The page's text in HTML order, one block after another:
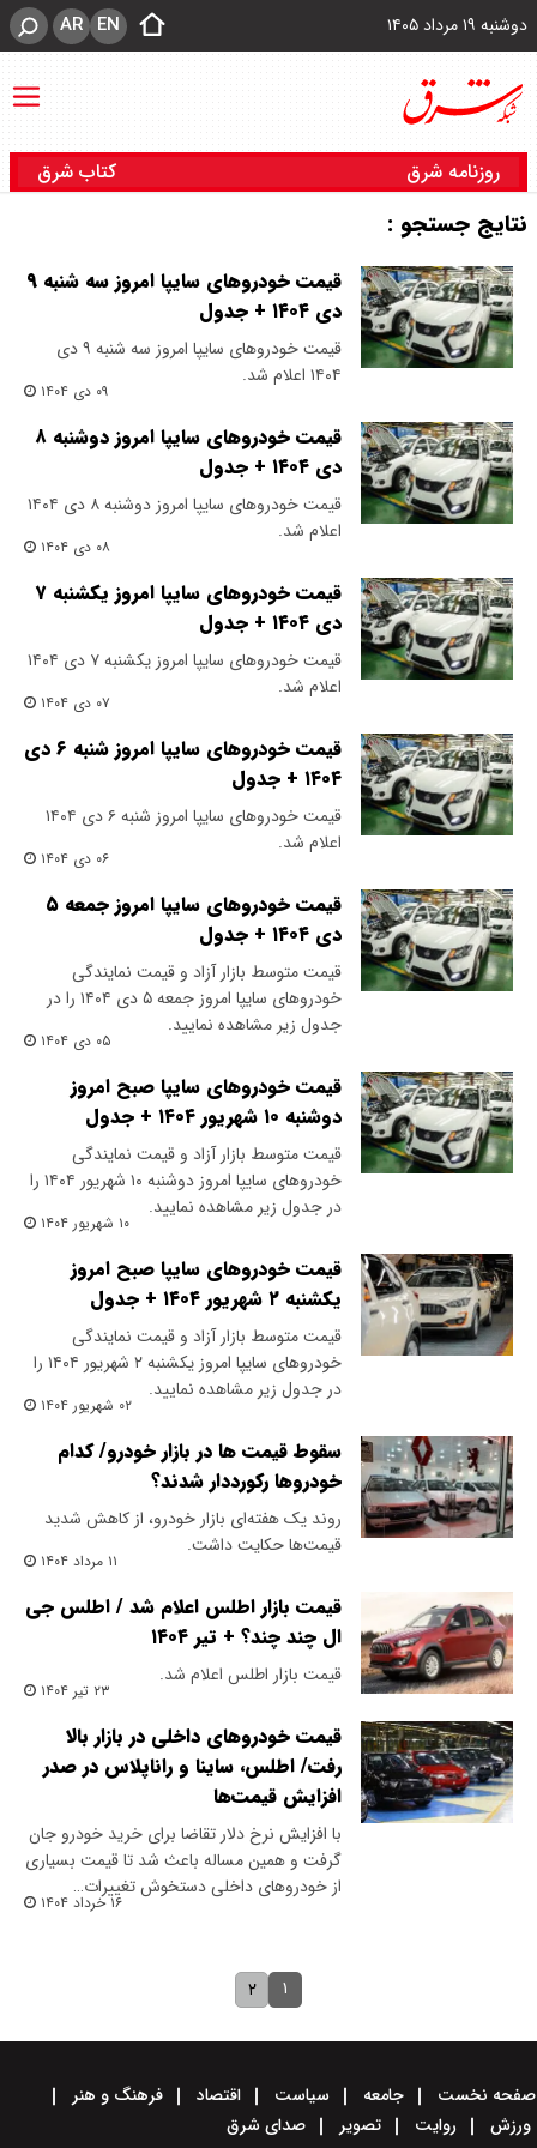
دوشنبه ۱۹ مرداد ۱۴۰۵ EN
AR
روزنامه شرق کتاب شرق
نتایج جستجو :
قیمت خودرو‌های سایپا امروز سه شنبه ۹
دی ۱۴۰۴ + جدول
قیمت خودرو‌های سایپا امروز سه شنبه ۹ دی
۱۴۰۴ اعلام شد.
۰۹ دی ۱۴۰۴
قیمت خودرو‌های سایپا امروز دوشنبه ۸
دی ۱۴۰۴ + جدول
قیمت خودرو‌های سایپا امروز دوشنبه ۸ دی ۱۴۰۴
اعلام شد.
۰۸ دی ۱۴۰۴
قیمت خودرو‌های سایپا امروز یکشنبه ۷
دی ۱۴۰۴ + جدول
قیمت خودرو‌های سایپا امروز یکشنبه ۷ دی ۱۴۰۴
اعلام شد.
۰۷ دی ۱۴۰۴
قیمت خودرو‌های سایپا امروز شنبه ۶ دی
۱۴۰۴ + جدول
قیمت خودرو‌های سایپا امروز شنبه ۶ دی ۱۴۰۴
اعلام شد.
۰۶ دی ۱۴۰۴
قیمت خودرو‌های سایپا امروز جمعه ۵
دی ۱۴۰۴ + جدول
قیمت متوسط بازار آزاد و قیمت نمایندگی
خودرو‌های سایپا امروز جمعه ۵ دی ۱۴۰۴ را در
جدول زیر مشاهده نمایید.
۰۵ دی ۱۴۰۴
قیمت خودرو‌های سایپا صبح امروز
دوشنبه ۱۰ شهریور ۱۴۰۴ + جدول
قیمت متوسط بازار آزاد و قیمت نمایندگی
خودرو‌های سایپا امروز دوشنبه ۱۰ شهریور ۱۴۰۴ را
در جدول زیر مشاهده نمایید.
۱۰ شهریور ۱۴۰۴
قیمت خودرو‌های سایپا صبح امروز
یکشنبه ۲ شهریور ۱۴۰۴ + جدول
قیمت متوسط بازار آزاد و قیمت نمایندگی
خودرو‌های سایپا امروز یکشنبه ۲ شهریور ۱۴۰۴ را
در جدول زیر مشاهده نمایید.
۰۲ شهریور ۱۴۰۴
سقوط قیمت‌ ها در بازار خودرو/ کدام
خودروها رکورددار شدند؟
روند یک هفته‌ای بازار خودرو، از کاهش شدید
قیمت‌ها حکایت داشت.
۱۱ مرداد ۱۴۰۴
قیمت بازار اطلس اعلام شد / اطلس جی
ال چند چند؟ + تیر ۱۴۰۴
قیمت بازار اطلس اعلام شد.
۲۳ تیر ۱۴۰۴
قیمت خودروهای داخلی در بازار بالا
رفت/ اطلس، ساینا و راناپلاس در صدر
افزایش قیمت‌ها
با افزایش نرخ دلار تقاضا برای خرید خودرو جان
گرفت و همین مساله باعث شد تا قیمت بسیاری
از خودروهای داخلی دستخوش تغییرات…
۱۶ خرداد ۱۴۰۴
۱ ۲
صفحه نخست جامعه سیاست اقتصاد
فرهنگ و هنر
ورزش
روایت تصویر صدای شرق